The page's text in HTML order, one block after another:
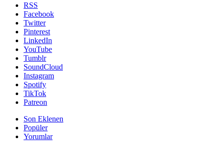
RSS
Facebook
Twitter
Pinterest
LinkedIn
YouTube
Tumblr
SoundCloud
Instagram
Spotify
TikTok
Patreon
Son Eklenen
Popüler
Yorumlar